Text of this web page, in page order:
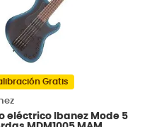
Gratis
eléctrico Ibanez Mode 5